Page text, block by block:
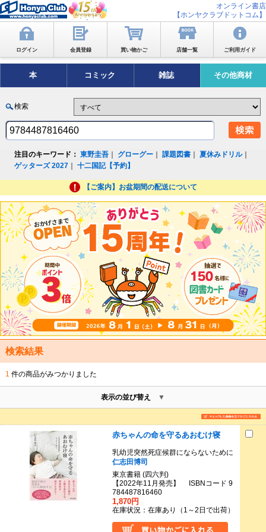
オンライン書店
【ホンヤクラブドットコム】
ログイン 会員登録 買い物かご 店舗一覧 ご利用ガイド
本 コミック 雑誌 その他商材
検索
注目のキーワード： 東野圭吾 グローグー ｜課題図書 ｜夏休みドリル｜
ゲッターズ 2027 ｜十二国記【予約】
【ご案内】お盆期間の配送について
検索結果
1 件の商品がみつかりました
表示の並び替え
赤ちゃんの命を守るあおむけ寝
乳幼児突然死症候群にならないために
仁志田博司
東京書籍 (四六判)
【2022年11月発売】 ISBNコード 9
784487816460
1,870円
在庫状況：在庫あり（1～2日で出荷）